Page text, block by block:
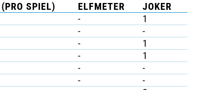
SPIEL) ELFMETER
JOKER
-
1
-
-
-
1
-
1
-
-
-
-